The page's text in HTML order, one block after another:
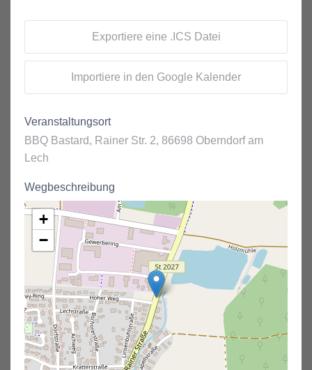
Exportiere eine .ICS Datei
Importiere in den Google Kalender
Veranstaltungsort
BBQ Bastard, Rainer Str. 2, 86698 Oberndorf am
Lech
Wegbeschreibung
+
−